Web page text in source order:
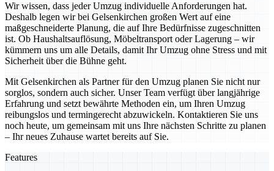
Wir wissen, dass jeder Umzug individuelle Anforderungen hat.
Deshalb legen wir bei Gelsenkirchen großen Wert auf eine
maßgeschneiderte Planung, die auf Ihre Bedürfnisse zugeschnitten
ist. Ob Haushaltsauflösung, Möbeltransport oder Lagerung – wir
kümmern uns um alle Details, damit Ihr Umzug ohne Stress und mit
Sicherheit über die Bühne geht.
Mit Gelsenkirchen als Partner für den Umzug planen Sie nicht nur
sorglos, sondern auch sicher. Unser Team verfügt über langjährige
Erfahrung und setzt bewährte Methoden ein, um Ihren Umzug
reibungslos und termingerecht abzuwickeln. Kontaktieren Sie uns
noch heute, um gemeinsam mit uns Ihre nächsten Schritte zu planen
– Ihr neues Zuhause wartet bereits auf Sie.
Features